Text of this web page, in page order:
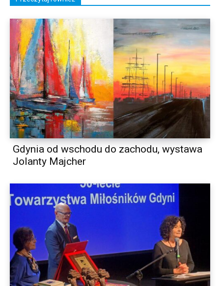
Gdynia od wschodu do zachodu, wystawa
Jolanty Majcher